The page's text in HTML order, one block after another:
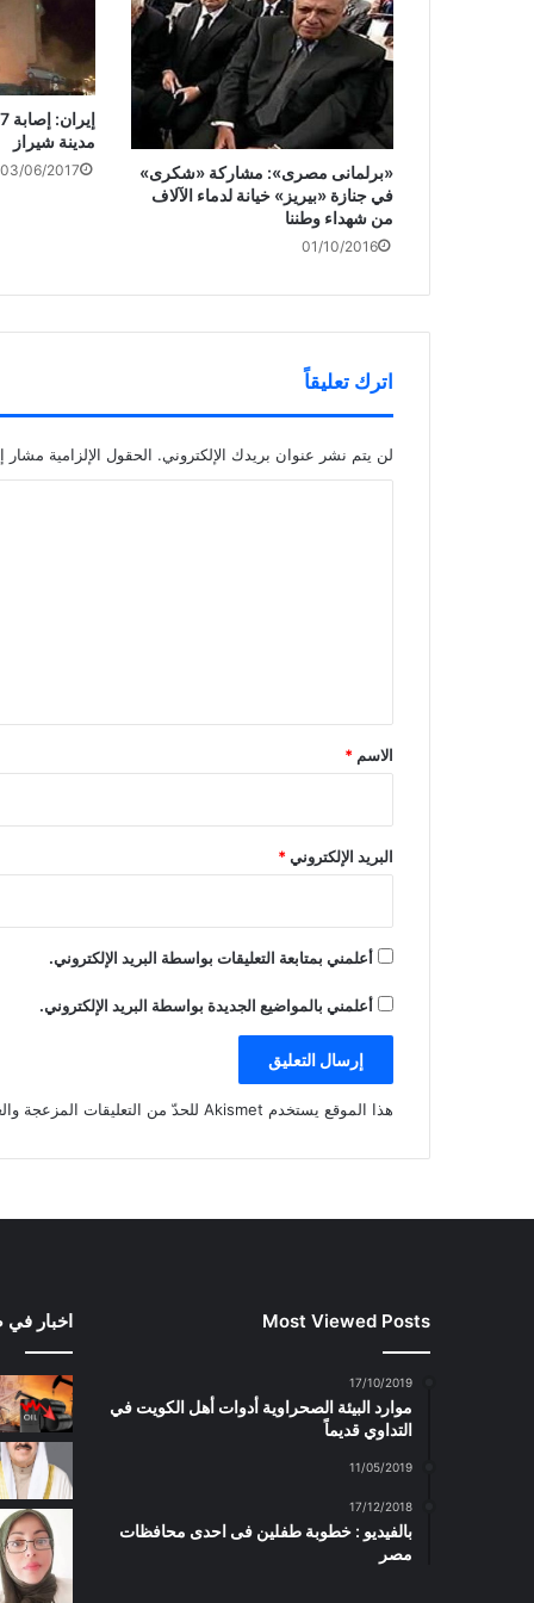
«برلمانى مصرى»: مشاركة «شكرى»
في جنازة «بيريز» خيانة لدماء الآلاف
من شهداء وطننا
01/10/2016
مدينة شيراز
03/06/2017
اترك تعليقاً
لن يتم نشر عنوان بريدك الإلكتروني. الحقول الإلزامية مشار
*
الاسم *
البريد الإلكتروني*
أعلمني بمتابعة التعليقات بواسطة البريد الإلكتروني.
أعلمني بالمواضيع الجديدة بواسطة البريد الإلكتروني.
هذا الموقع يستخدم Akismet للحدّ من التعليقات المزعجة والغير مرغوبة.
Most Viewed Posts
17/10/2019
موارد البيئة الصحراوية أدوات أهل الكويت في
التداوي قديماً
11/05/2019
17/12/2018
بالفيديو : خطوبة طفلين فى احدى محافظات
مصر
اخبار في